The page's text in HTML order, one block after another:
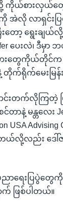
ကိုယ်စားလှယ်တွ
းကို အဲလို လာရှင်း
တော့ ရွေးချယ်
ပေးလဲ၊ ဒီမှ
ားတွေကိုယ်တိုင်က
က်ရိုက်မေးမြန်
ာင်းတက်လိုကြတဲ့
ာနဲ့ မန္တလေး
USA
လို့လည်း ဒေါ်ဇာ
ပညာရေးပြပွဲတွ
က် ဖြစ်ပါတယ်။